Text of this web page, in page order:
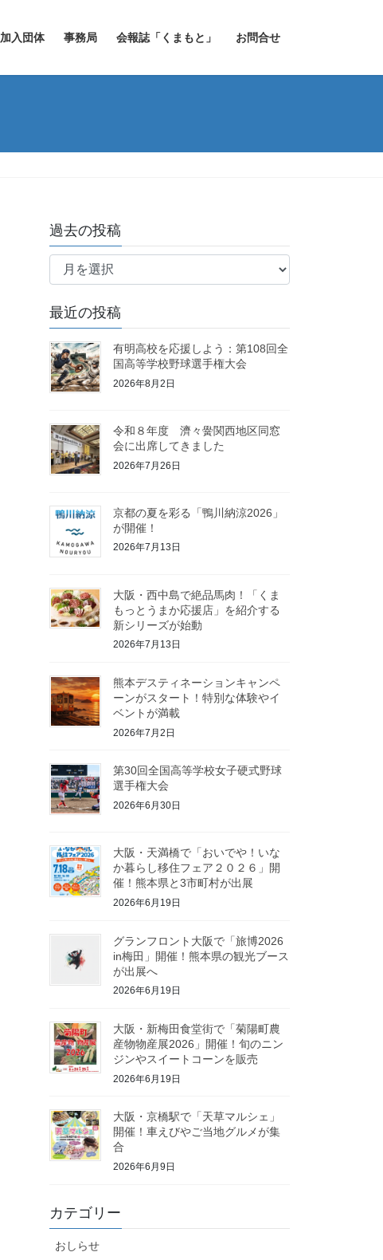
加入団体 事務局 会報誌「くまもと」 お問合せ
過去の投稿
過
投
稿
最近の投稿
有明高校を応援しよう：第108回全
国高等学校野球選手権大会
2026年8月2日
令和８年度 濟々黌関西地区同窓
会に出席してきました
2026年7月26日
京都の夏を彩る「鴨川納涼2026」
が開催！
2026年7月13日
大阪・西中島で絶品馬肉！「くま
もっとうまか応援店」を紹介する
新シリーズが始動
2026年7月13日
熊本デスティネーションキャンペ
ーンがスタート！特別な体験やイ
ベントが満載
2026年7月2日
第30回全国高等学校女子硬式野球
選手権大会
2026年6月30日
大阪・天満橋で「おいでや！いな
か暮らし移住フェア２０２６」開
催！熊本県と3市町村が出展
2026年6月19日
グランフロント大阪で「旅博2026
in梅田」開催！熊本県の観光ブース
が出展へ
2026年6月19日
大阪・新梅田食堂街で「菊陽町農
産物物産展2026」開催！旬のニン
ジンやスイートコーンを販売
2026年6月19日
大阪・京橋駅で「天草マルシェ」
開催！車えびやご当地グルメが集
合
2026年6月9日
カテゴリー
おしらせ